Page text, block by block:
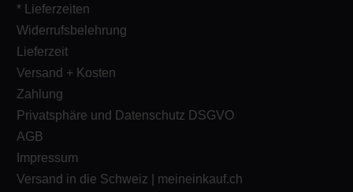
* Lieferzeiten
Widerrufsbelehrung
Lieferzeit
Versand + Kosten
Zahlung
Privatsphäre und Datenschutz DSGVO
AGB
Impressum
Versand in die Schweiz | meineinkauf.ch